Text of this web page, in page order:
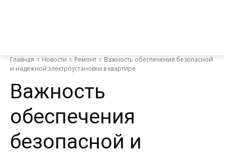
Главная Новости Ремонт
Важность обеспечения безопасной
и надежной электроустановки в квартире
Важность
обеспечения
безопасной и